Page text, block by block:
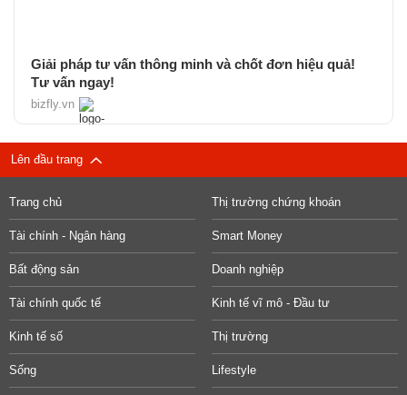
Giải pháp tư vấn thông minh và chốt đơn hiệu quả!
Tư vấn ngay!
bizfly.vn
Lên đầu trang
Trang chủ Thị trường chứng khoán
Tài chính - Ngân hàng Smart Money
Bất động sản Doanh nghiệp
Tài chính quốc tế Kinh tế vĩ mô - Đầu tư
Kinh tế số Thị trường
Sống Lifestyle